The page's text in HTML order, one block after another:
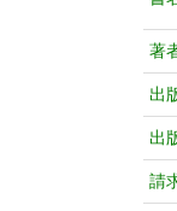
著
出
出
請